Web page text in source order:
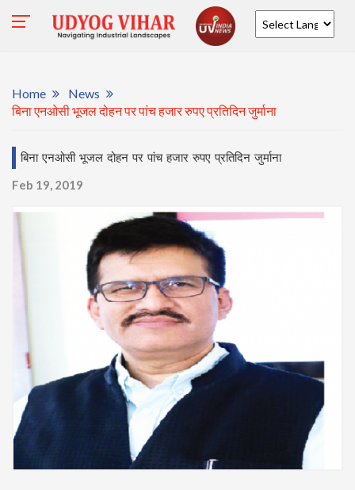
Home
News
बिना एनओसी भूजल दोहन पर पांच हजार रुपए प्रतिदिन जुर्माना
बिना एनओसी भूजल दोहन पर पांच हजार रुपए प्रतिदिन जुर्माना
Feb 19, 2019